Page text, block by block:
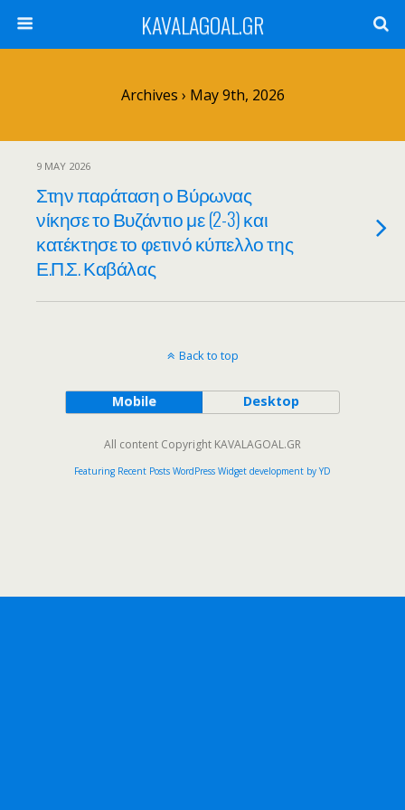
KAVALAGOAL.GR
Archives › May 9th, 2026
9 MAY 2026
Στην παράταση ο Βύρωνας
νίκησε το Βυζάντιο με (2-3) και
κατέκτησε το φετινό κύπελλο της
Ε.Π.Σ. Καβάλας
Back to top
Mobile Desktop
All content Copyright KAVALAGOAL.GR
Featuring Recent Posts WordPress Widget development by YD